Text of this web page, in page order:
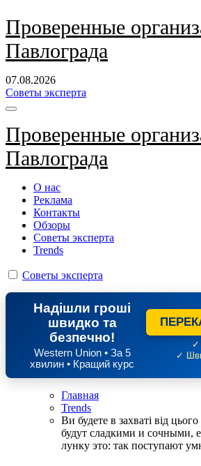
Перейти
к
содержанию
Проверенные
Павлограда
07.08.2026
Советы эксперта
Проверенные
Павлограда
О нас
Реклама
Контакты
Обзоры
Советы эксперта
Trends
Советы эксперта
Надішли гроші
швидко та
безпечно!
Western Union • За 5
хвилин • Кращий курс
✓
✓
Главная
Trends
Ви будете в захваті від
будут сладкими и сочными,
лунку это: так поступают